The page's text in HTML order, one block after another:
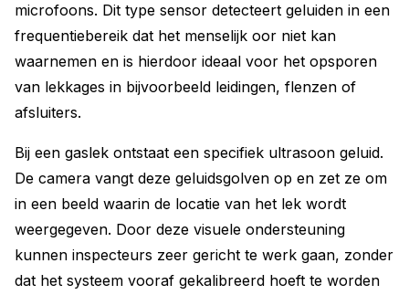
microfoons. Dit type sensor detecteert geluiden in een
frequentiebereik dat het menselijk oor niet kan
waarnemen en is hierdoor ideaal voor het opsporen
van lekkages in bijvoorbeeld leidingen, flenzen of
afsluiters.
Bij een gaslek ontstaat een specifiek ultrasoon geluid.
De camera vangt deze geluidsgolven op en zet ze om
in een beeld waarin de locatie van het lek wordt
weergegeven. Door deze visuele ondersteuning
kunnen inspecteurs zeer gericht te werk gaan, zonder
dat het systeem vooraf gekalibreerd hoeft te worden